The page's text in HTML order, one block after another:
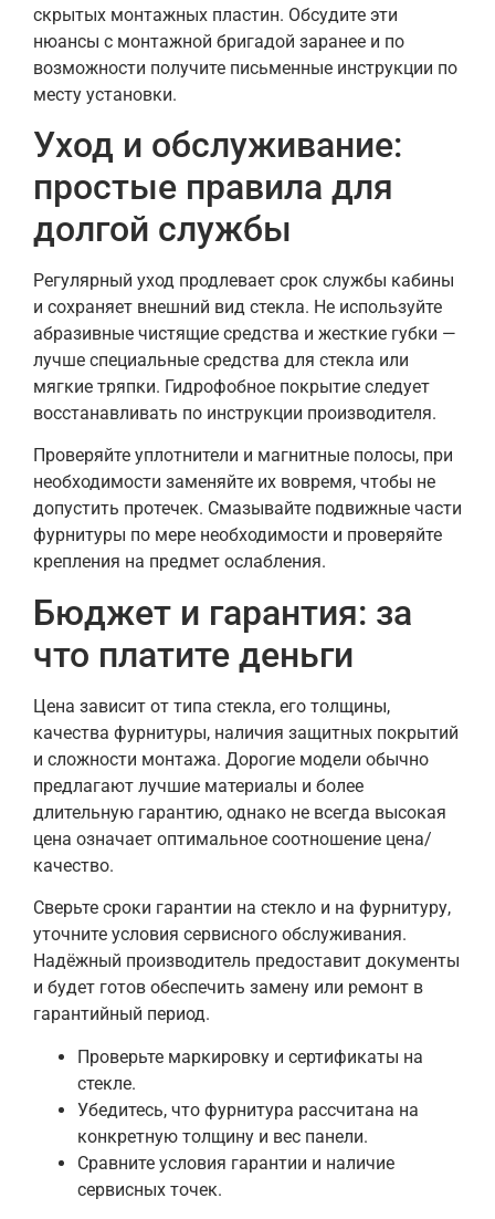
скрытых монтажных пластин. Обсудите эти
нюансы с монтажной бригадой заранее и по
возможности получите письменные инструкции по
месту установки.
Уход и обслуживание:
простые правила для
долгой службы
Регулярный уход продлевает срок службы кабины
и сохраняет внешний вид стекла. Не используйте
абразивные чистящие средства и жесткие губки —
лучше специальные средства для стекла или
мягкие тряпки. Гидрофобное покрытие следует
восстанавливать по инструкции производителя.
Проверяйте уплотнители и магнитные полосы, при
необходимости заменяйте их вовремя, чтобы не
допустить протечек. Смазывайте подвижные части
фурнитуры по мере необходимости и проверяйте
крепления на предмет ослабления.
Бюджет и гарантия: за
что платите деньги
Цена зависит от типа стекла, его толщины,
качества фурнитуры, наличия защитных покрытий
и сложности монтажа. Дорогие модели обычно
предлагают лучшие материалы и более
длительную гарантию, однако не всегда высокая
цена означает оптимальное соотношение цена/
качество.
Сверьте сроки гарантии на стекло и на фурнитуру,
уточните условия сервисного обслуживания.
Надёжный производитель предоставит документы
и будет готов обеспечить замену или ремонт в
гарантийный период.
Проверьте маркировку и сертификаты на
стекле.
Убедитесь, что фурнитура рассчитана на
конкретную толщину и вес панели.
Сравните условия гарантии и наличие
сервисных точек.